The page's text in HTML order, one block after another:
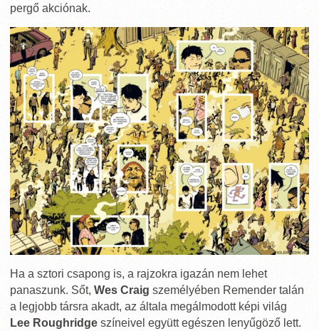
pergő akciónak.
Ha a sztori csapong is, a rajzokra igazán nem lehet
panaszunk. Sőt, Wes Craig személyében Remender talán
a legjobb társra akadt, az általa megálmodott képi világ
Lee Roughridge színeivel együtt egészen lenyűgöző lett.